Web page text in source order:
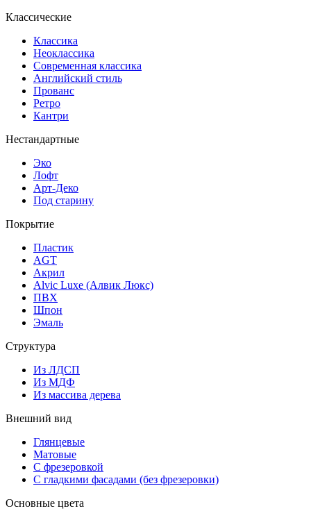
Классические
Классика
Неоклассика
Современная классика
Английский стиль
Прованс
Ретро
Кантри
Нестандартные
Эко
Лофт
Арт-Деко
Под старину
Покрытие
Пластик
AGT
Акрил
Alvic Luxe (Алвик Люкс)
ПВХ
Шпон
Эмаль
Структура
Из ЛДСП
Из МДФ
Из массива дерева
Внешний вид
Глянцевые
Матовые
С фрезеровкой
С гладкими фасадами (без фрезеровки)
Основные цвета